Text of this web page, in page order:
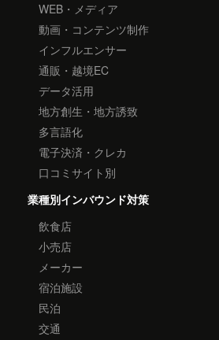
WEB・メディア
動画・コンテンツ制作
インフルエンサー
通販・越境EC
データ活用
地方創生・地方誘致
多言語化
電子決済・クレカ
口コミサイト別
業種別インバウンド対策
飲食店
小売店
メーカー
宿泊施設
民泊
交通